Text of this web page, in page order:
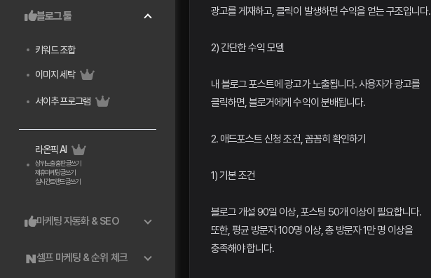
블로그 툴
키워드 조합
이미지 세탁
서이추 프로그램
라온픽 AI
상위노출 홈판 글쓰기
제휴마케팅 글쓰기
실시간트랜드 글쓰기
마케팅 자동화 & SEO
셀프 마케팅 & 순위 체크
광고를 게재하고, 클릭이 발생하면 수익을 얻는 구조입니다.
2) 간단한 수익 모델
내 블로그 포스트에 광고가 노출됩니다. 사용자가 광고를
클릭하면, 블로거에게 수익이 분배됩니다.
2. 애드포스트 신청 조건, 꼼꼼히 확인하기
1) 기본 조건
블로그 개설 90일 이상, 포스팅 50개 이상이 필요합니다.
또한, 평균 방문자 100명 이상, 총 방문자 1만 명 이상을
충족해야 합니다.